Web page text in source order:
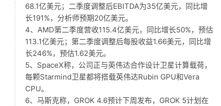
68.1亿美元；二季度调整后EBITDA为35亿美元，同比增
长191%，分析师预期20亿美元。
4、AMD第二季度营收115.4亿美元，同比增长50%，预估
113.1亿美元；第二季度调整后每股收益1.66美元，同比增
长246%，预估1.62美元。
5、SpaceX称，公司正与英伟达合作设计卫星计算载荷，
每颗Starmind卫星都将搭载英伟达Rubin GPU和Vera
CPU。
6、马斯克称，GROK 4.6预计下周发布，GROK 5计划在